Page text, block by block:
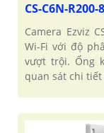
CS-C6N-R200-
Camera Ezviz
Wi-Fi với độ
vượt trội. Ống
quan sát chi